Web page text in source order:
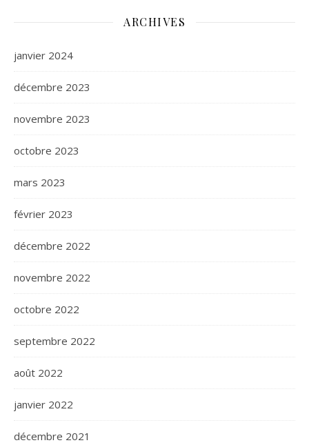
ARCHIVES
janvier 2024
décembre 2023
novembre 2023
octobre 2023
mars 2023
février 2023
décembre 2022
novembre 2022
octobre 2022
septembre 2022
août 2022
janvier 2022
décembre 2021